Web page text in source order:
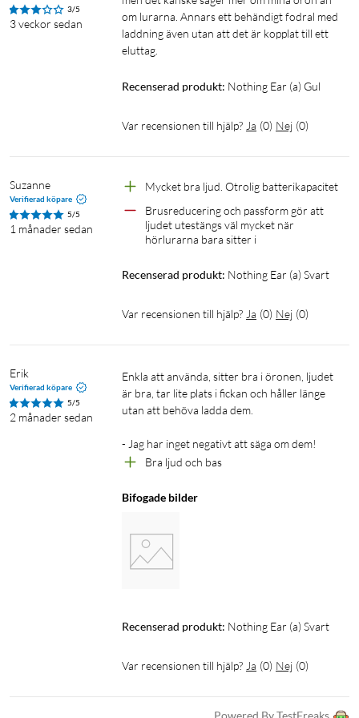
behöver inte göra något.
Extra djup, extra tydligt
Med ett element som är utformat för att skydda allt in i minsta
Tydligt, varmt, kraftfullt. Vi har gjort elementet ännu
kompaktare. Ear (a) levererar ett ännu djupare basljud
eftersom vi dubblat kraften från Ear (2).
Algoritm för basförstärkning. Större djup.
lyfter fram de tunga basljuden så du kan höra allt i minsta
Certifierade för högupplöst, trådlöst ljud. Rent
och kraftfullt.
Alla ljuddetaljer bevaras eftersom Ear (a) är certifierade för
högupplöst ljud vid uppspelning i upp till 990 kbit/s och
frekvenser upp till 24 bitar/96 kHz. Kompatibla med
Bluetooth. Resultatet är en ren ljudupplevelse. Precis som
* Kräver enheter som har stöd för LDAC
Mycket snack och mycket verkstad. Vi har gjort plats för ett
lyssna mycket längre. Eftersom Ear (a) har ett större
3/5
3 veckor sedan
om lurarna. Annars ett behändigt fodral med
laddning även utan att det är kopplat till ett
eluttag.
Recenserad produkt: Nothing Ear (a) Gul
Var recensionen till hjälp? Ja (0) Nej (0)
Suzanne
Verifierad köpare
5/5
1 månader sedan
Brusreducering och passform gör att
ljudet utestängs väl mycket när
hörlurarna bara sitter i
Recenserad produkt: Nothing Ear (a) Svart
Var recensionen till hjälp? Ja (0) Nej (0)
Erik
Verifierad köpare
5/5
2 månader sedan
Enkla att använda, sitter bra i öronen, ljudet
är bra, tar lite plats i fickan och håller länge
utan att behöva ladda dem.
- Jag har inget negativt att säga om dem!
Bra ljud och bas
Bifogade bilder
Recenserad produkt: Nothing Ear (a) Svart
Var recensionen till hjälp? Ja (0) Nej (0)